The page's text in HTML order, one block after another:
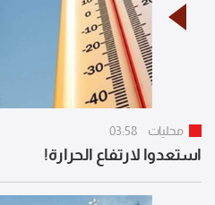
محليات 03:58
استعدوا لارتفاع الحرارة!